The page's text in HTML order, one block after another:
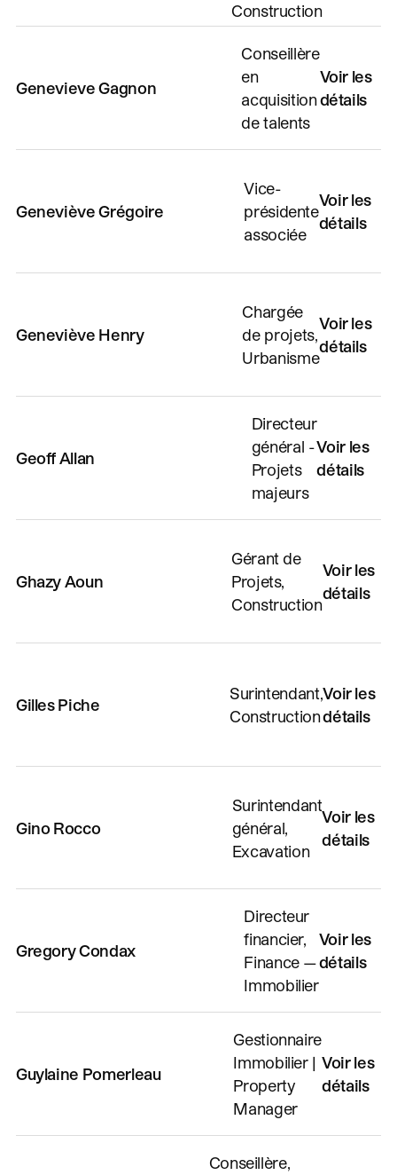
Construction
Genevieve Gagnon
Conseillère
en
acquisition
de talents
Voir les
détails
Geneviève Grégoire
Vice-
présidente
associée
Voir les
détails
Geneviève Henry
Chargée
de projets,
Urbanisme
Voir les
détails
Geoff Allan
Directeur
général -
Projets
majeurs
Voir les
détails
Ghazy Aoun
Gérant de
Projets,
Construction
Voir les
détails
Gilles Piche
Surintendant,
Construction
Voir les
détails
Gino Rocco
Surintendant
général,
Excavation
Voir les
détails
Gregory Condax
Directeur
financier,
Finance —
Immobilier
Voir les
détails
Guylaine Pomerleau
Gestionnaire
Immobilier |
Property
Manager
Voir les
détails
Conseillère,